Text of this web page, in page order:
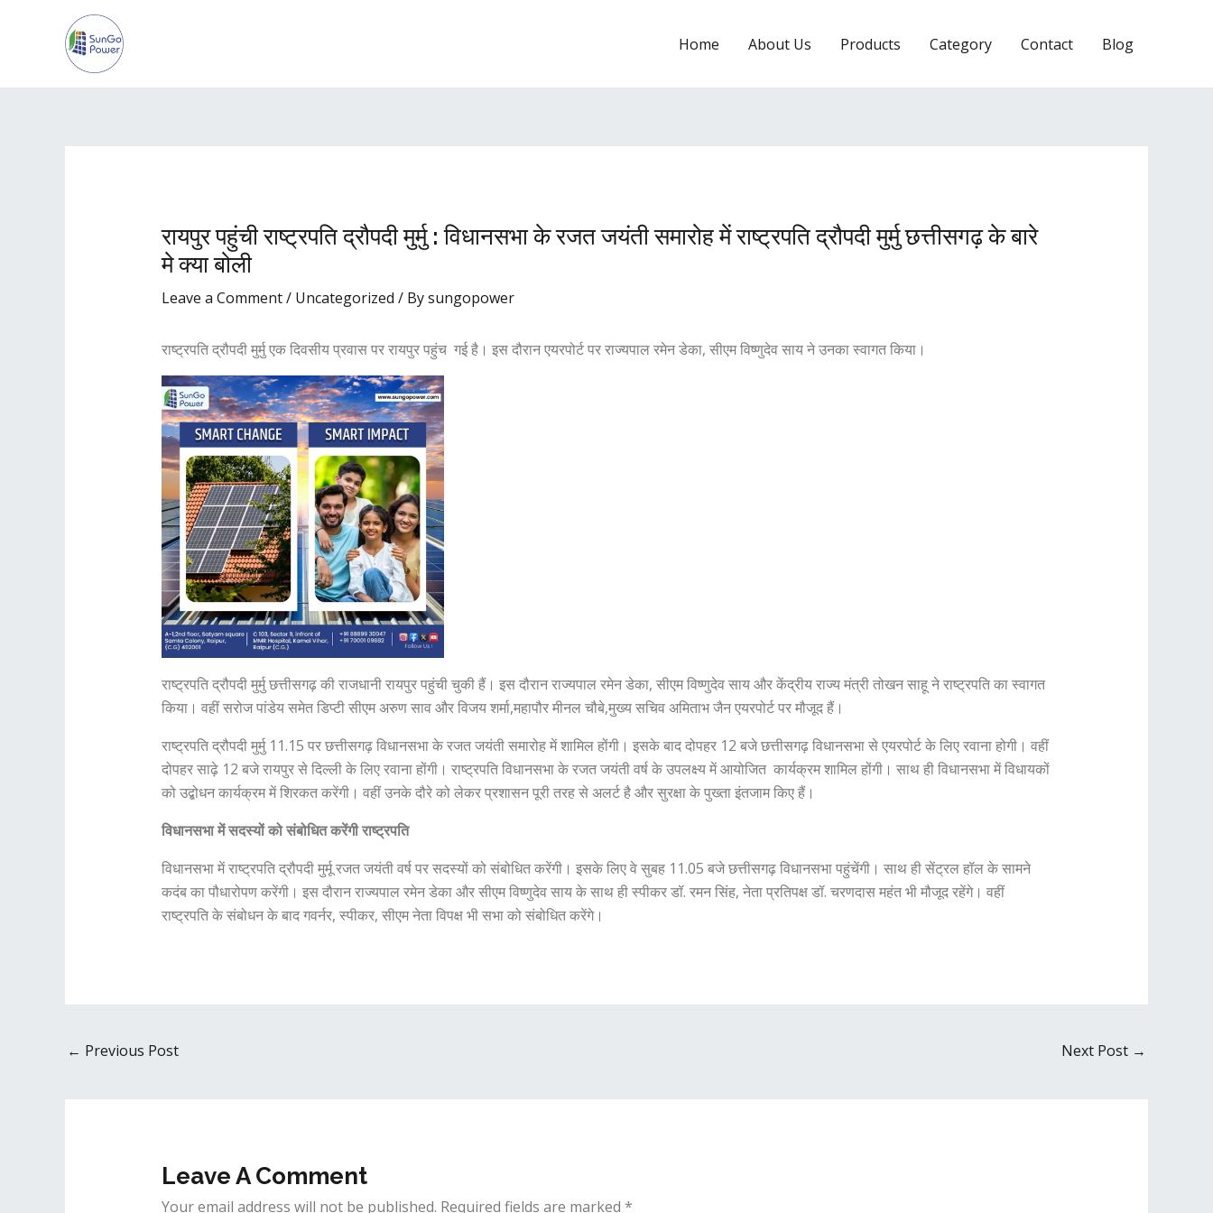
Home About Us Products Category Contact Blog
रायपुर पहुंची राष्ट्रपति द्रौपदी मुर्मु : विधानसभा के रजत जयंती समारोह में राष्ट्रपति द्रौपदी मुर्मु छत्तीसगढ़ के बारे
मे क्या बोली
Leave a Comment/ Uncategorized / Bysungopower
राष्ट्रपति द्रौपदी मुर्मु एक दिवसीय प्रवास पर रायपुर पहुंच गई है। इस दौरान एयरपोर्ट पर राज्यपाल रमेन डेका, सीएम विष्णुदेव साय ने उनका स्वागत किया।
राष्ट्रपति द्रौपदी मुर्मु छत्तीसगढ़ की राजधानी रायपुर पहुंची चुकी हैं। इस दौरान राज्यपाल रमेन डेका, सीएम विष्णुदेव साय और केंद्रीय राज्य मंत्री तोखन साहू ने राष्ट्रपति का स्वागत
किया। वहीं सरोज पांडेय समेत डिप्टी सीएम अरुण साव और विजय शर्मा,महापौर मीनल चौबे,मुख्य सचिव अमिताभ जैन एयरपोर्ट पर मौजूद हैं।
राष्ट्रपति द्रौपदी मुर्मु 11.15 पर छत्तीसगढ़ विधानसभा के रजत जयंती समारोह में शामिल होंगी। इसके बाद दोपहर 12 बजे छत्तीसगढ़ विधानसभा से एयरपोर्ट के लिए रवाना होगी। वहीं
दोपहर साढ़े 12 बजे रायपुर से दिल्ली के लिए रवाना होंगी। राष्ट्रपति विधानसभा के रजत जयंती वर्ष के उपलक्ष्य में आयोजित कार्यक्रम शामिल होंगी। साथ ही विधानसभा में विधायकों
को उद्बोधन कार्यक्रम में शिरकत करेंगी। वहीं उनके दौरे को लेकर प्रशासन पूरी तरह से अलर्ट है और सुरक्षा के पुख्ता इंतजाम किए हैं।
विधानसभा में सदस्यों को संबोधित करेंगी राष्ट्रपति
विधानसभा में राष्ट्रपति द्रौपदी मुर्मू रजत जयंती वर्ष पर सदस्यों को संबोधित करेंगी। इसके लिए वे सुबह 11.05 बजे छत्तीसगढ़ विधानसभा पहुंचेंगी। साथ ही सेंट्रल हॉल के सामने
कदंब का पौधारोपण करेंगी। इस दौरान राज्यपाल रमेन डेका और सीएम विष्णुदेव साय के साथ ही स्पीकर डॉ. रमन सिंह, नेता प्रतिपक्ष डॉ. चरणदास महंत भी मौजूद रहेंगे। वहीं
राष्ट्रपति के संबोधन के बाद गवर्नर, स्पीकर, सीएम नेता विपक्ष भी सभा को संबोधित करेंगे।
Post
navigation
← Previous Post Next Post →
Leave A Comment
Your email address will not be published. Required fields are marked *